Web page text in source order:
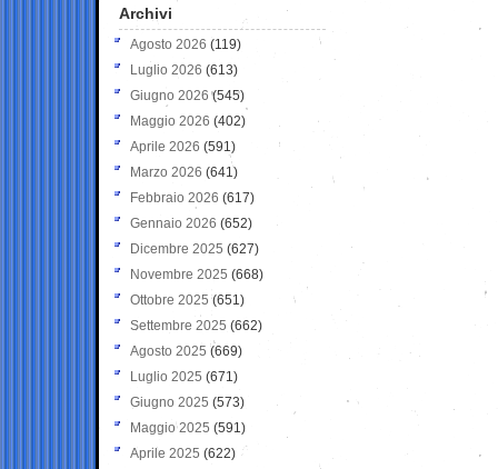
Archivi
Agosto 2026 (119)
Luglio 2026 (613)
Giugno 2026 (545)
Maggio 2026 (402)
Aprile 2026 (591)
Marzo 2026 (641)
Febbraio 2026 (617)
Gennaio 2026 (652)
Dicembre 2025 (627)
Novembre 2025 (668)
Ottobre 2025 (651)
Settembre 2025 (662)
Agosto 2025 (669)
Luglio 2025 (671)
Giugno 2025 (573)
Maggio 2025 (591)
Aprile 2025 (622)